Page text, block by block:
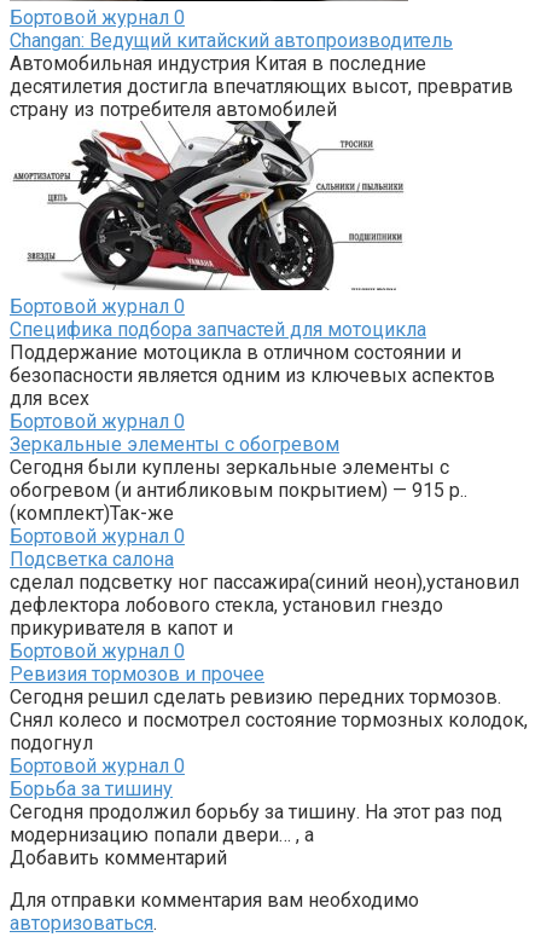
Бортовой журнал 0
Changan: Ведущий китайский автопроизводитель
Автомобильная индустрия Китая в последние
десятилетия достигла впечатляющих высот, превратив
страну из потребителя автомобилей
Бортовой журнал 0
Специфика подбора запчастей для мотоцикла
Поддержание мотоцикла в отличном состоянии и
безопасности является одним из ключевых аспектов
для всех
Бортовой журнал 0
Зеркальные элементы с обогревом
Сегодня были куплены зеркальные элементы с
обогревом (и антибликовым покрытием) — 915 р..
(комплект)Так-же
Бортовой журнал 0
Подсветка салона
сделал подсветку ног пассажира(синий неон),установил
дефлектора лобового стекла, установил гнездо
прикуривателя в капот и
Бортовой журнал 0
Ревизия тормозов и прочее
Сегодня решил сделать ревизию передних тормозов.
Снял колесо и посмотрел состояние тормозных колодок,
подогнул
Бортовой журнал 0
Борьба за тишину
Сегодня продолжил борьбу за тишину. На этот раз под
модернизацию попали двери… , а
Добавить комментарий
Для отправки комментария вам необходимо
авторизоваться.